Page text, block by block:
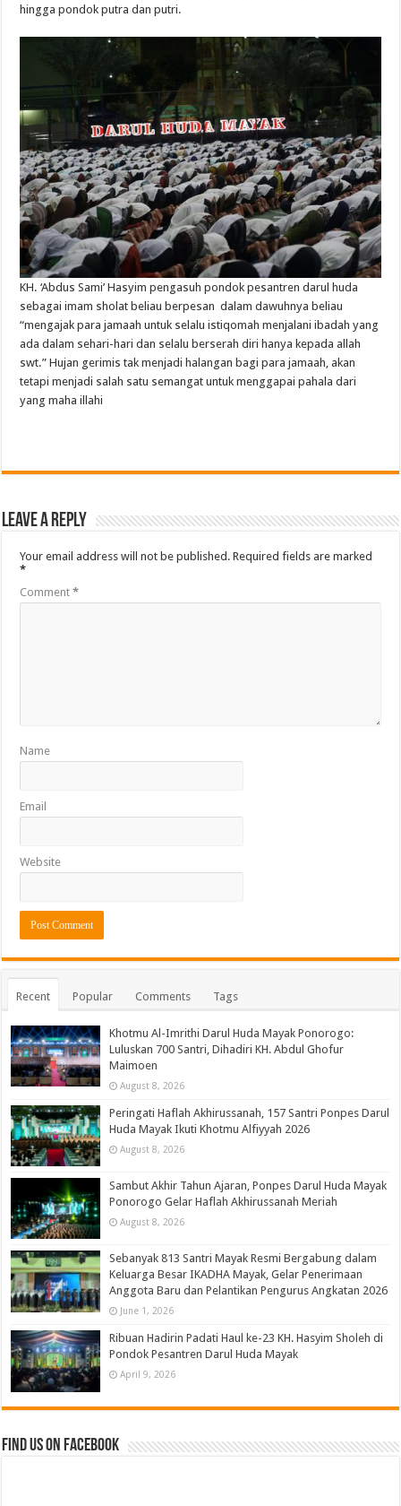
hingga pondok putra danputri.
KH. ‘Abdus Sami’ Hasyimpengasuh pondok pesantren darul huda
sebagai imam sholat beliau berpesan dalam dawuhnya beliau
“mengajak parajamaah untuk selalu istiqomah menjalani ibadah yang
ada dalam sehari-hari dan selalu berserah diri hanya kepada allah
swt.”Hujan gerimis tak menjadi halangan bagi parajamaah,akan
tetapi menjadi salah satu semangat untuk menggapai pahala dari
yangmaha illahi
Leave a Reply
Your email address will not be published. Required fields are marked
*
Comment*
Name
Email
Website
Recent Popular Comments Tags
Khotmu Al-Imrithi Darul Huda Mayak Ponorogo:
Luluskan 700 Santri, Dihadiri KH. Abdul Ghofur
Maimoen
August 8, 2026
Peringati Haflah Akhirussanah, 157 Santri Ponpes Darul
Huda Mayak Ikuti Khotmu Alfiyyah 2026
August 8, 2026
Sambut Akhir Tahun Ajaran, Ponpes Darul Huda Mayak
Ponorogo Gelar Haflah Akhirussanah Meriah
August 8, 2026
Sebanyak 813 Santri Mayak Resmi Bergabung dalam
Keluarga Besar IKADHA Mayak, Gelar Penerimaan
Anggota Baru dan Pelantikan Pengurus Angkatan 2026
June 1, 2026
Ribuan Hadirin Padati Haul ke-23 KH. Hasyim Sholeh di
Pondok Pesantren Darul Huda Mayak
April 9, 2026
Find us on Facebook